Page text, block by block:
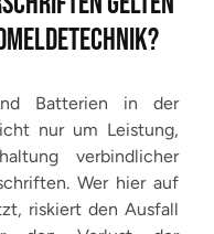
Batterien in der
nur um Leistung,
verbindlicher
Wer hier auf
riskiert den Ausfall